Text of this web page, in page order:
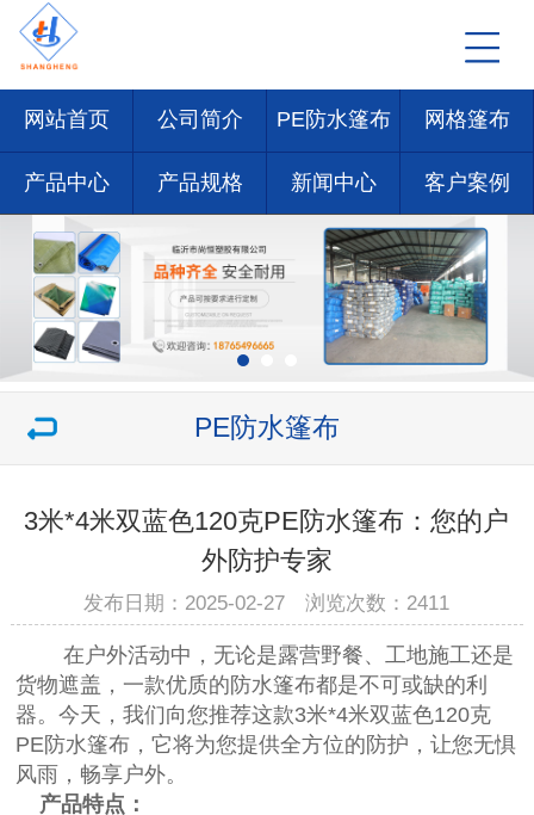
网站首页 公司简介 PE防水篷布 网格篷布
产品中心 产品规格 新闻中心 客户案例
PE防水篷布
3米*4米双蓝色120克PE防水篷布：您的户
外防护专家
发布日期：2025-02-27 浏览次数： 2411
在户外活动中，无论是露营野餐、工地施工还是
货物遮盖，一款优质的防水篷布都是不可或缺的利
器。今天，我们向您推荐这款3米*4米双蓝色120克
PE防水篷布 ，它将为您提供全方位的防护，让您无惧
风雨，畅享户外。
产品特点：